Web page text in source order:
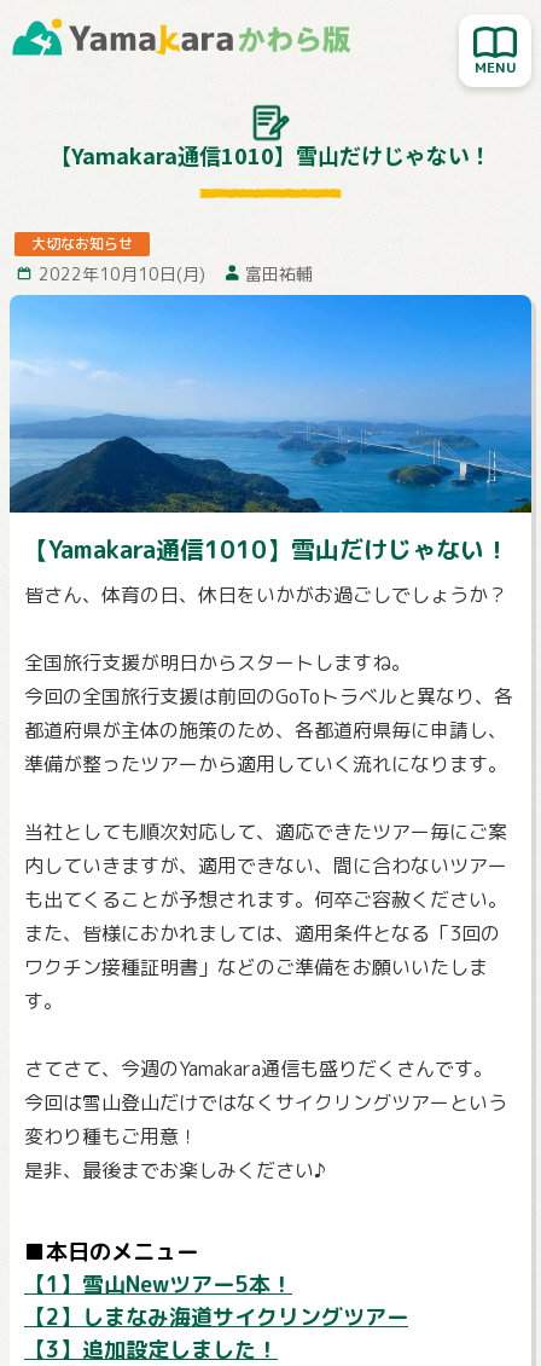
新着記事を読む
Yamakara登山教室
行ってきました！
お客様レポート
Yamakaraサイト
お問い合わせ
【Yamakara通信1010】雪山だけじゃない！
大切なお知らせ
2022年10月10日(月) 富田祐輔
【Yamakara通信1010】雪山だけじゃない！
皆さん、体育の日、休日をいかがお過ごしでしょうか？
全国旅行支援が明日からスタートしますね。
今回の全国旅行支援は前回のGoToトラベルと異なり、各
都道府県が主体の施策のため、各都道府県毎に申請し、
準備が整ったツアーから適用していく流れになります。
当社としても順次対応して、適応できたツアー毎にご案
内していきますが、適用できない、間に合わないツアー
も出てくることが予想されます。何卒ご容赦ください。
また、皆様におかれましては、適用条件となる「3回の
ワクチン接種証明書」などのご準備をお願いいたしま
す。
さてさて、今週のYamakara通信も盛りだくさんです。
今回は雪山登山だけではなくサイクリングツアーという
変わり種もご用意！
是非、最後までお楽しみください♪
■本日のメニュー
【1】雪山Newツアー5本！
【2】しまなみ海道サイクリングツアー
【3】追加設定しました！